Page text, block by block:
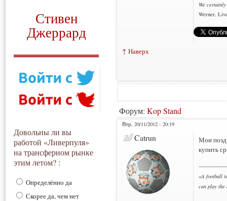
Стивен
Джеррард
Довольны ли вы
работой «Ливерпуля»
на трансферном рынке
этим летом? :
Определённо да
Скорее да, чем нет
We
Werner,
↑ Наверх
Форум: Kop Stand
Втр, 20/11/2012 - 20:19
Catrun
Мои
купить
«A football
can play the